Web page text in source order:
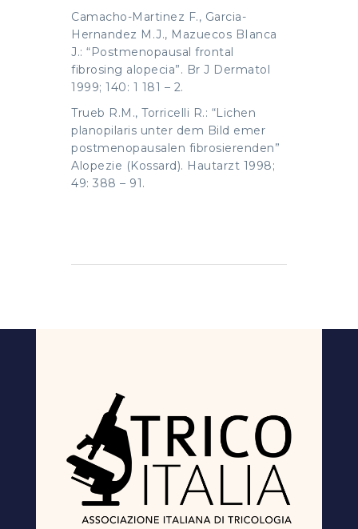
Camacho-Martinez F., Garcia-
Hernandez M.J., Mazuecos BIanca
J.: “Postmenopausal frontal
fibrosing alopecia”. Br J Dermatol
1999; 140: 1 181 – 2.
Trueb R.M., Torricelli R.: “Lichen
planopilaris unter dem Bild emer
postmenopausalen fibrosierenden”
Alopezie (Kossard). Hautarzt 1998;
49: 388 – 91.